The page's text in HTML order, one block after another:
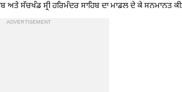
ਅਤੇ ਸੱਚਖੰਡ ਸ੍ਰੀ ਹਰਿਮੰਦਰ ਸਾਹਿਬ ਦਾ ਮਾਡਲ ਦੇ ਕੇ ਸਨਮਾਨਤ
ADVERTISEMENT